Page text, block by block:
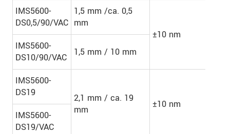
IMS5600-
DS0,5/90/VAC
1,5 mm /ca. 0,5
mm
±10 nm
IMS5600-
DS10/90/VAC
1,5 mm / 10 mm
IMS5600-
DS19
2,1 mm / ca. 19
mm
±10 nm
IMS5600-
DS19/VAC